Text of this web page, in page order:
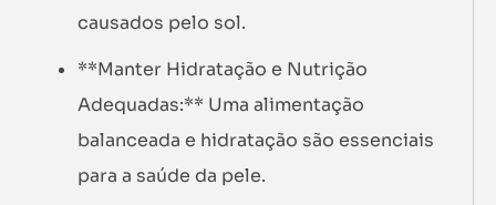
causados pelo sol.
**Manter Hidratação e Nutrição
Adequadas:** Uma alimentação
balanceada e hidratação são essenciais
para a saúde da pele.